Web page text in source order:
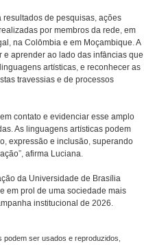
de pesquisas, ações
por membros da rede, em
na Colômbia e em Moçambique. A
e aprender ao lado das infâncias que
artísticas, e reconhecer as
travessias e de processos
contato e evidenciar esse amplo
As linguagens artísticas podem
expressão e inclusão, superando
afirma Luciana.
da Universidade de Brasília
em prol de uma sociedade mais
institucional de 2026.
podem ser usados e reproduzidos,